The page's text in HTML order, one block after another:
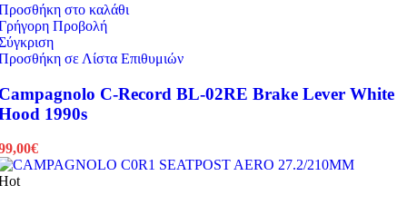
στο καλάθι
Προβολή
σε Λίστα Επιθυμιών
C-Record BL-02RE Brake Lever White
1990s
€